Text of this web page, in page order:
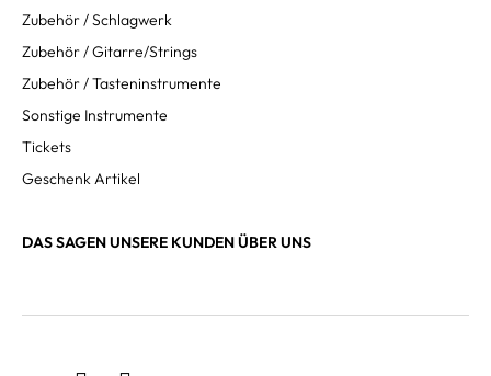
Zubehör / Schlagwerk
Zubehör / Gitarre/Strings
Zubehör / Tasteninstrumente
Sonstige Instrumente
Tickets
Geschenk Artikel
DAS SAGEN UNSERE KUNDEN ÜBER UNS